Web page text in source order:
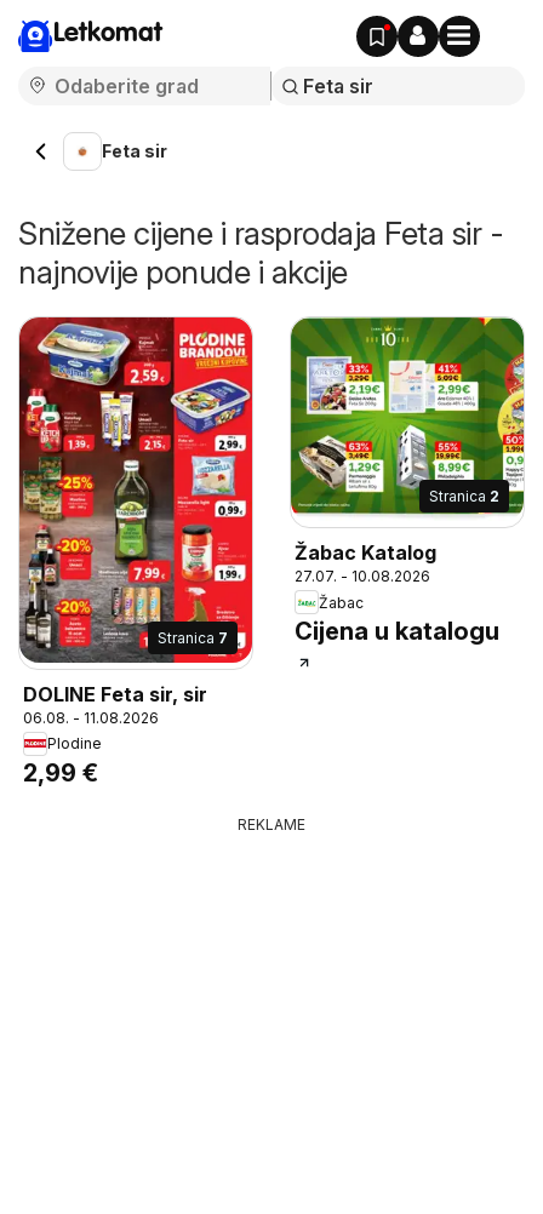
Letkomat
Feta sir
Snižene cijene i rasprodaja Feta sir -
najnovije ponude i akcije
Stranica 7
DOLINE Feta sir, sir
06.08. - 11.08.2026
Plodine
2,99 €
Stranica 2
Žabac Katalog
27.07. - 10.08.2026
Žabac
Cijena u katalogu
REKLAME